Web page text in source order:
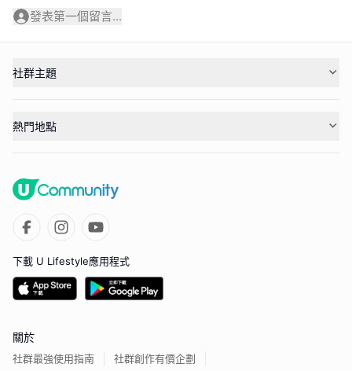
發表第一個留言...
社群主題
熱門地點
下載 U Lifestyle應用程式
關於
社群最強使用指南 社群創作有價企劃